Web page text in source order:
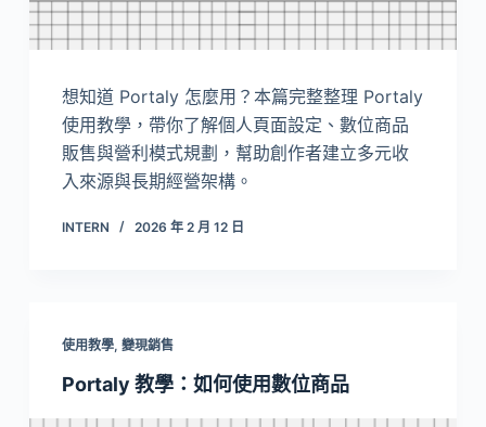
想知道 Portaly 怎麼用？本篇完整整理 Portaly
使用教學，帶你了解個人頁面設定、數位商品
販售與營利模式規劃，幫助創作者建立多元收
入來源與長期經營架構。
INTERN 2026 年 2 月 12 日
使用教學, 變現銷售
Portaly 教學：如何使用數位商品